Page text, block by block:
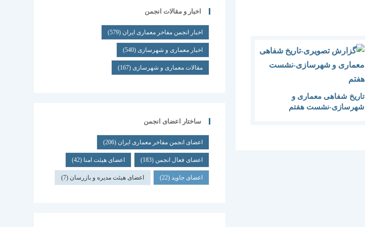
تاریخ شفاهی معماری و
شهرسازی-نشست هفتم
اخبار و مقالات انجمن
اخبار انجمن مفاخر معماری ایران (579)
اخبار معماری و شهرسازی(540)
مقالات معماری و شهرسازی(167)
ساختار اعضای انجمن
اعضای انجمن مفاخر معماری ایران (206)
اعضای فعال انجمن (183) اعضای هیئت امنا (42)
اعضای جاوید(22) اعضای هیئت مدیره و بازرسان (7)